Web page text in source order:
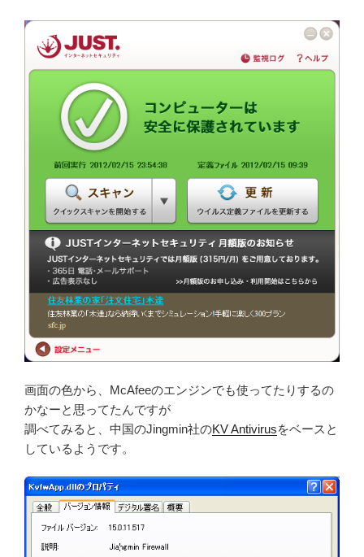
画面の色から、McAfeeのエンジンでも使ってたりするの
かなーと思ってたんですが
調べてみると、中国のJingmin社のKV Antivirusをベースと
しているようです。